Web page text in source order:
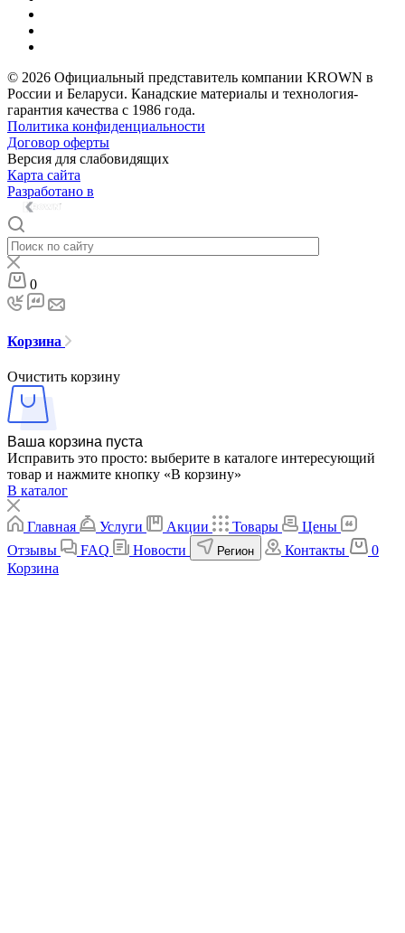
© 2026 Официальный представитель компании KROWN в
России и Беларуси. Канадские материалы и технология-
гарантия качества с 1986 года.
Политика конфиденциальности
Договор оферты
Версия для слабовидящих
Карта сайта
Разработано в
0
Корзина
Очистить корзину
Ваша корзина пуста
Исправить это просто: выберите в каталоге интересующий
товар и нажмите кнопку «В корзину»
В каталог
Главная Услуги Акции Товары
Цены
Отзывы
FAQ Новости Регион Контакты
0
Корзина